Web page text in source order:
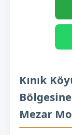
Kınık
Mezar